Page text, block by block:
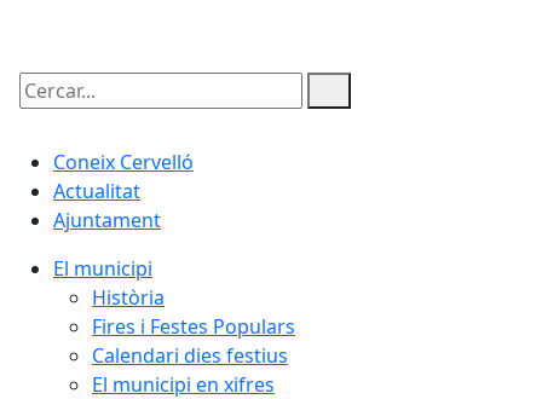
Cercar:
Coneix Cervelló
Actualitat
Ajuntament
El municipi
Història
Fires i Festes Populars
Calendari dies festius
El municipi en xifres